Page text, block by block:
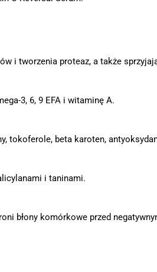
i tworzenia proteaz, a także
3, 6, 9 EFA i witaminę A.
tokoferole, beta karoten,
i taninami.
błony komórkowe przed